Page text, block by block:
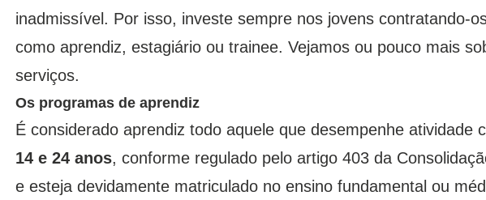
inadmissível. Por isso, investe sempre nos jovens contratando-
como aprendiz, estagiário ou trainee. Vejamos ou pouco mais
serviços.
Os programas de aprendiz
É considerado aprendiz todo aquele que desempenhe atividade
14 e 24 anos, conforme regulado pelo artigo 403 da
e esteja devidamente matriculado no ensino fundamental ou